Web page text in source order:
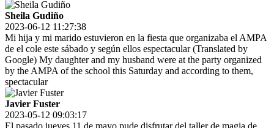
Sheila Gudiño
2023-06-12 11:27:38
Mi hija y mi marido estuvieron en la fiesta que organizaba el AMPA
de el cole este sábado y según ellos espectacular (Translated by
Google) My daughter and my husband were at the party organized
by the AMPA of the school this Saturday and according to them,
spectacular
Javier Fuster
2023-05-12 09:03:17